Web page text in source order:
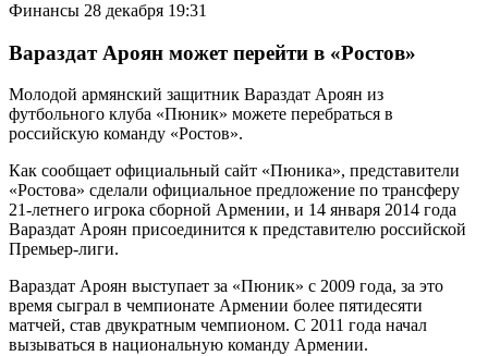
Финансы 28 декабря 19:31
Вараздат Ароян может перейти в «Ростов»
Молодой армянский защитник Вараздат Ароян из
футбольного клуба «Пюник» можете перебраться в
российскую команду «Ростов».
Как сообщает официальный сайт «Пюника», представители
«Ростова» сделали официальное предложение по трансферу
21-летнего игрока сборной Армении, и 14 января 2014 года
Вараздат Ароян присоединится к представителю российской
Премьер-лиги.
Вараздат Ароян выступает за «Пюник» с 2009 года, за это
время сыграл в чемпионате Армении более пятидесяти
матчей, став двукратным чемпионом. С 2011 года начал
вызываться в национальную команду Армении.